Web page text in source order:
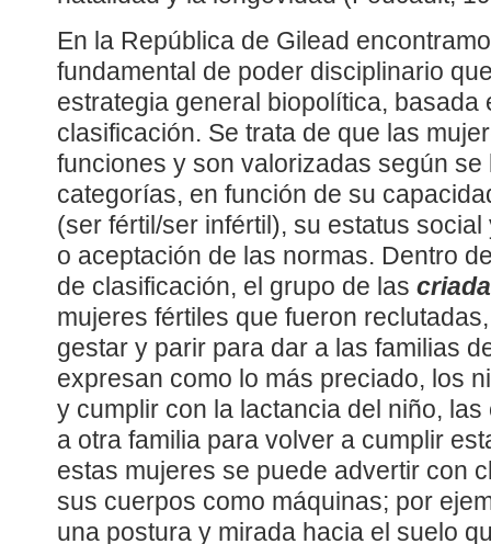
En la República de Gilead
fundamental de poder disciplinario
estrategia general biopolítica, basada
clasificación. Se trata de que las
funciones y son valorizadas según
categorías, en función de su
(ser fértil/ser infértil), su estatus
o aceptación de las normas. Dentro
de clasificación, el grupo de las
mujeres fértiles que fueron
gestar y parir para dar a las familias
expresan como lo más preciado, los
y cumplir con la lactancia del niño,
a otra familia para volver a cumplir
estas mujeres se puede advertir con
sus cuerpos como máquinas; por
una postura y mirada hacia el suelo